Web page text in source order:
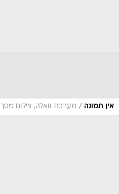
אין תמונה / מערכת וואלה, צילום מסך